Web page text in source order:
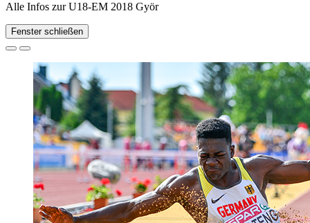
Alle Infos zur U18-EM 2018 Györ
Fenster schließen